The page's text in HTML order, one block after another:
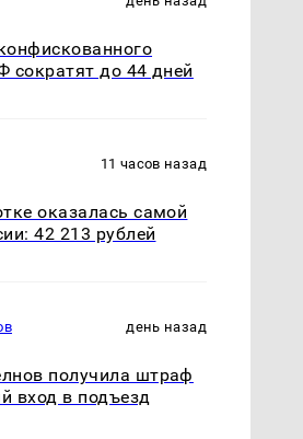
сократят до 44 дней
11 часов назад
оказалась самой
42 213 рублей
день назад
получила штраф
вход в подъезд